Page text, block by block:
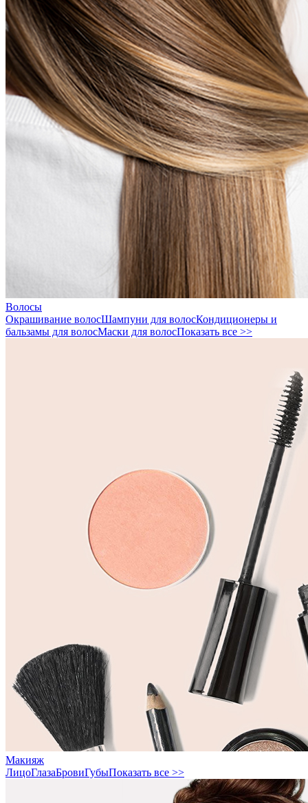
Волосы
Окрашивание волосШампуни для волосКондиционеры и
бальзамы для волосМаски для волосПоказать все >>
Макияж
ЛицоГлазаБровиГубыПоказать все >>